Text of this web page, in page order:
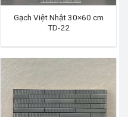
Gạch Việt Nhật 30×60 cm
TD-22